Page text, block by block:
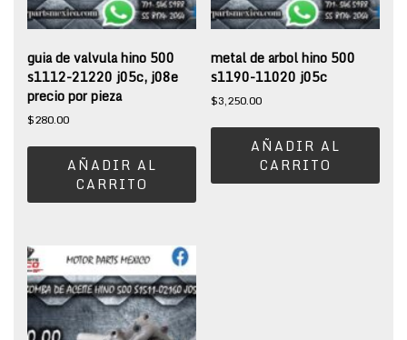
guia de valvula hino 500
s1112-21220 j05c, j08e
precio por pieza
$280.00
AÑADIR AL
CARRITO
metal de arbol hino 500
s1190-11020 j05c
$3,250.00
AÑADIR AL
CARRITO